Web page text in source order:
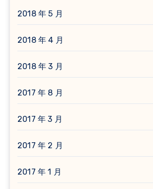
2018 年 5 月
2018 年 4 月
2018 年 3 月
2017 年 8 月
2017 年 3 月
2017 年 2 月
2017 年 1 月